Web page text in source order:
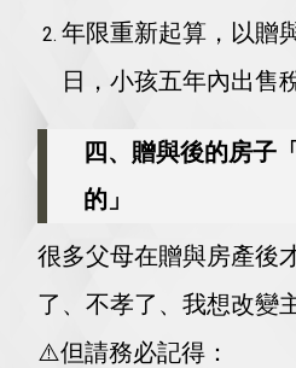
年限重新起算，以贈
日，小孩五年內出售
四、贈與後的房子
的」
很多父母在贈與房產後
了、不孝了、我想改變
⚠️但請務必記得：